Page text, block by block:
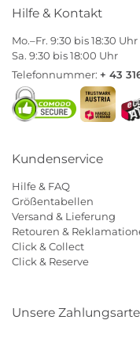
Hilfe & Kontakt
Mo.–Fr. 9:30 bis 18:30 Uhr
Sa. 9:30 bis 18:00 Uhr
Telefonnummer: + 43
Kundenservice
Hilfe & FAQ
Größentabellen
Versand & Lieferung
Retouren &
Click & Collect
Click & Reserve
Unsere